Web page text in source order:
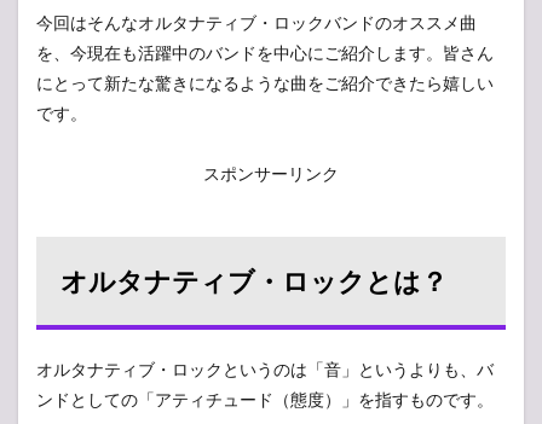
今回はそんなオルタナティブ・ロックバンドのオススメ曲
を、今現在も活躍中のバンドを中心にご紹介します。皆さん
にとって新たな驚きになるような曲をご紹介できたら嬉しい
です。
スポンサーリンク
オルタナティブ・ロックとは？
オルタナティブ・ロックというのは「音」というよりも、バ
ンドとしての「アティチュード（態度）」を指すものです。